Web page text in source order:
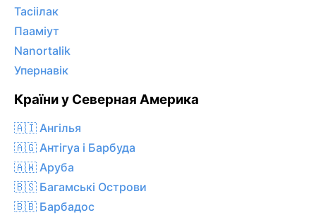
Тасіілак
Пааміут
Nanortalik
Упернавік
Країни у Северная Америка
🇦🇮 Ангілья
🇦🇬 Антігуа і Барбуда
🇦🇼 Аруба
🇧🇸 Багамські Острови
🇧🇧 Барбадос